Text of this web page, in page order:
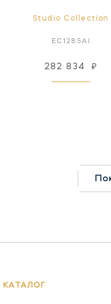
Studio Collection
EC1285AI
282 834 ₽
КАТАЛОГ